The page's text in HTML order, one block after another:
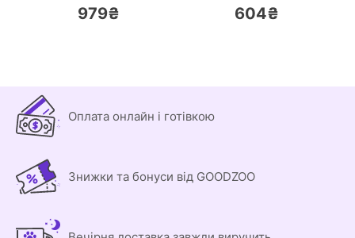
979₴ 604₴
Оплата онлайн і готівкою
Знижки та бонуси від GOODZOO